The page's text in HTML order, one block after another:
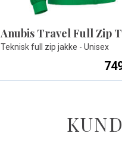
Anubis Travel Full Zip
Teknisk full zip jakke - Unisex